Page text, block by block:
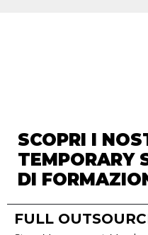
SCOPRI I
TEMPORARY
DI
FULL